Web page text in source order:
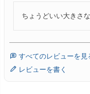
ちょうどいい大きさ
すべてのレビューを見
レビューを書く